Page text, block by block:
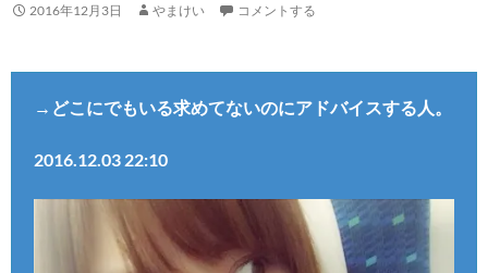
2016年12月3日 やまけい コメントする
→どこにでもいる求めてないのにアドバイスする人。
2016.12.03 22:10